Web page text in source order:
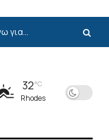
32°C
Rhodes